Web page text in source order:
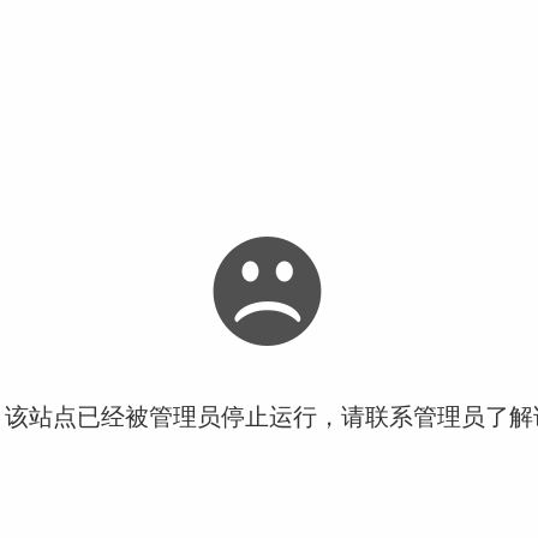
站点已经被管理员停止运行，请联系管理员了